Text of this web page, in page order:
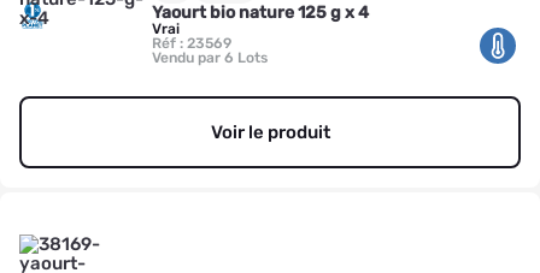
Yaourt bio nature 125 g x 4
Vrai
Réf : 23569
Vendu par 6 Lots
Voir le produit